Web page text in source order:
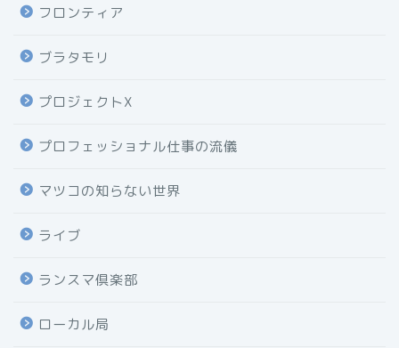
フロンティア
ブラタモリ
プロジェクトX
プロフェッショナル仕事の流儀
マツコの知らない世界
ライブ
ランスマ倶楽部
ローカル局